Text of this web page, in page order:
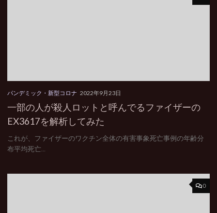
パンデミック・新型コロナ 2022年9月23日
一部の人が殺人ロットと呼んでるファイザーの
EX3617を解析してみた
これが、ファイザーのワクチン全体の有害事象死亡事例の年齢分
布平均死亡...
0